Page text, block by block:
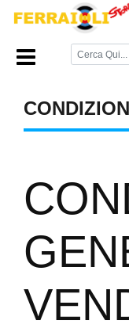
Home Page/